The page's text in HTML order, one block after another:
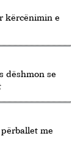
kërcënimin e
dëshmon se
me